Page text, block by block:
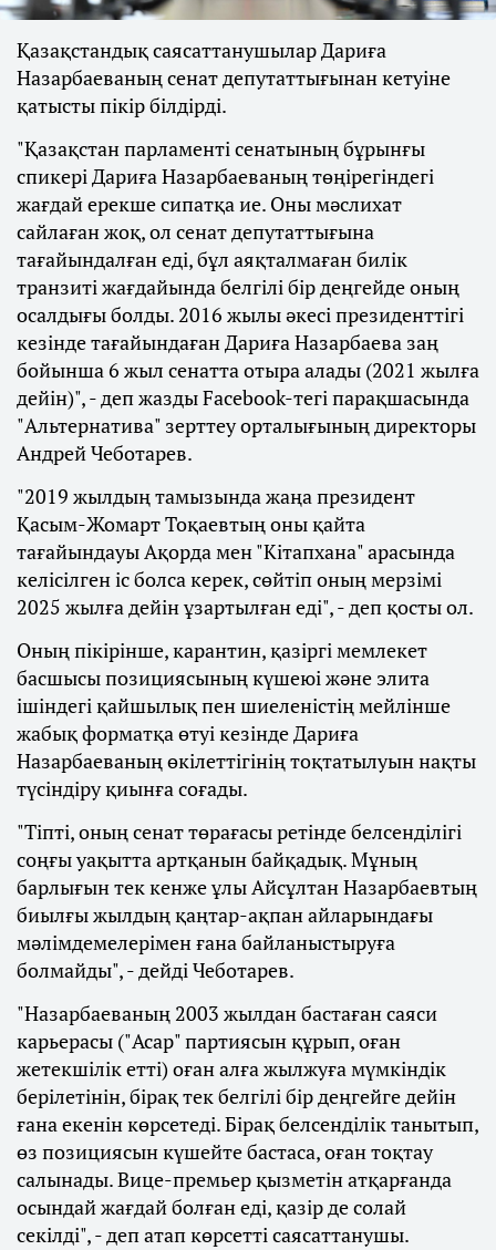
Қазақстандық саясаттанушылар Дариға
Назарбаеваның сенат депутаттығынан кетуіне
қатысты пікір білдірді.
"Қазақстан парламенті сенатының бұрынғы
спикері Дариға Назарбаеваның төңірегіндегі
жағдай ерекше сипатқа ие. Оны мәслихат
сайлаған жоқ, ол сенат депутаттығына
тағайындалған еді, бұл аяқталмаған билік
транзиті жағдайында белгілі бір деңгейде оның
осалдығы болды. 2016 жылы әкесі президенттігі
кезінде тағайындаған Дариға Назарбаева заң
бойынша 6 жыл сенатта отыра алады (2021 жылға
дейін)", - деп жазды Facebook-тегі парақшасында
"Альтернатива" зерттеу орталығының директоры
Андрей Чеботарев.
"2019 жылдың тамызында жаңа президент
Қасым-Жомарт Тоқаевтың оны қайта
тағайындауы Ақорда мен "Кітапхана" арасында
келісілген іс болса керек, сөйтіп оның мерзімі
2025 жылға дейін ұзартылған еді", - деп қосты ол.
Оның пікірінше, карантин, қазіргі мемлекет
басшысы позициясының күшеюі және элита
ішіндегі қайшылық пен шиеленістің мейлінше
жабық форматқа өтуі кезінде Дариға
Назарбаеваның өкілеттігінің тоқтатылуын нақты
түсіндіру қиынға соғады.
"Тіпті, оның сенат төрағасы ретінде белсенділігі
соңғы уақытта артқанын байқадық. Мұның
барлығын тек кенже ұлы Айсұлтан Назарбаевтың
биылғы жылдың қаңтар-ақпан айларындағы
мәлімдемелерімен ғана байланыстыруға
болмайды", - дейді Чеботарев.
"Назарбаеваның 2003 жылдан бастаған саяси
карьерасы ("Асар" партиясын құрып, оған
жетекшілік етті) оған алға жылжуға мүмкіндік
берілетінін, бірақ тек белгілі бір деңгейге дейін
ғана екенін көрсетеді. Бірақ белсенділік танытып,
өз позициясын күшейте бастаса, оған тоқтау
салынады. Вице-премьер қызметін атқарғанда
осындай жағдай болған еді, қазір де солай
секілді", - деп атап көрсетті саясаттанушы.